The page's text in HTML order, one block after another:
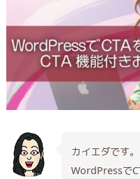
カイエダです。
WordPressで